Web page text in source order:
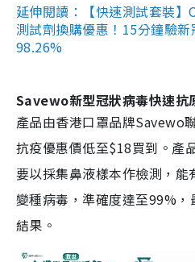
延伸閱讀：【快速測試套裝】
測試劑換購優惠！15分鐘驗
98.26%
Savewo新型冠狀病毒快速抗
產品由香港口罩品牌Savewo
抗疫優惠價低至$18買到。產
要以採集鼻液樣本作檢測，
變種病毒，準確度達至99%
結果。